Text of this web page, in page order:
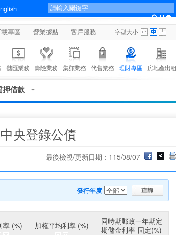
專區 營業據點 客戶服務 字型大小
儲匯業務 壽險業務 集郵業務 代售業務 理財專區 房地產出租
押借款
中央登錄公債
最後檢視/更新日期：115/08/07
發行年度
率 (%) 加權平均利率 (%)
同時期郵政一年期定
期儲金利率-固定(%)